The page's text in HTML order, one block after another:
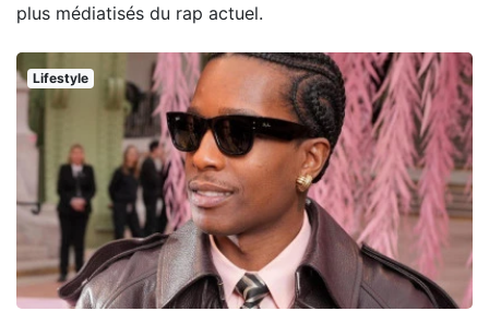
plus médiatisés du rap actuel.
Lifestyle